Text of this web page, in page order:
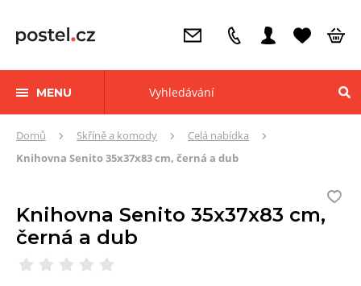
MENU
ZdeDomů Skříně a komody
Celá nabídka
Knihovna Senito 35x37x83 cm, černá a dub
Knihovna Senito 35x37x83 cm,
černá a dub